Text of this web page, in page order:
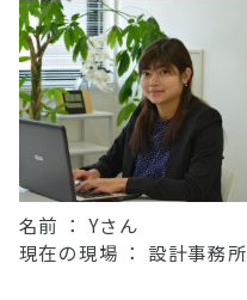
名前 ： Yさん
現在の現場 ： 設計事務所